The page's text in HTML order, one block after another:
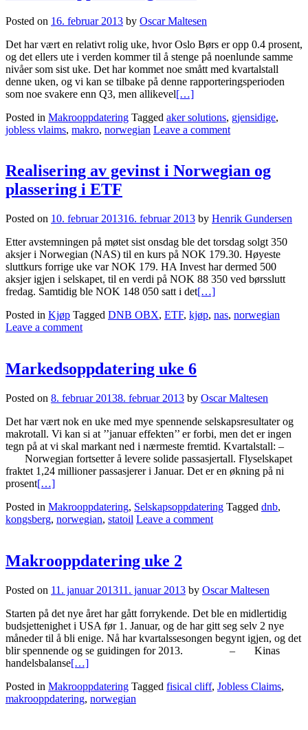
Posted on 16. februar 2013 by Oscar Maltesen
Det har vært en relativt rolig uke, hvor Oslo Børs er opp 0.4 prosent,
og det ellers ute i verden kommer til å stenge på noenlunde samme
nivåer som sist uke. Det har kommet noe smått med kvartalstall
denne uken, og vi kan se tilbake på denne rapporteringsperioden
som noe svakere enn Q3, men allikevel[…]
Posted in Makrooppdatering Tagged aker solutions, gjensidige,
jobless vlaims, makro, norwegian Leave a comment
Realisering av gevinst i Norwegian og
plassering i ETF
Posted on 10. februar 201316. februar 2013 by Henrik Gundersen
Etter avstemningen på møtet sist onsdag ble det torsdag solgt 350
aksjer i Norwegian (NAS) til en kurs på NOK 179.30. Høyeste
sluttkurs forrige uke var NOK 179. HA Invest har dermed 500
aksjer igjen i selskapet, til en verdi på NOK 88 350 ved børsslutt
fredag. Samtidig ble NOK 148 050 satt i det[…]
Posted in Kjøp Tagged DNB OBX, ETF, kjøp, nas, norwegian
Leave a comment
Markedsoppdatering uke 6
Posted on 8. februar 20138. februar 2013 by Oscar Maltesen
Det har vært nok en uke med mye spennende selskapsresultater og
makrotall. Vi kan si at ’’januar effekten’’ er forbi, men det er ingen
tegn på at vi skal markant ned i nærmeste fremtid. Kvartalstall: –
Norwegian fortsetter å levere solide passasjertall. Flyselskapet
fraktet 1,24 millioner passasjerer i Januar. Det er en økning på ni
prosent[…]
Posted in Makrooppdatering, Selskapsoppdatering Tagged dnb,
kongsberg, norwegian, statoil Leave a comment
Makrooppdatering uke 2
Posted on 11. januar 201311. januar 2013 by Oscar Maltesen
Starten på det nye året har gått forrykende. Det ble en midlertidig
budsjettenighet i USA før 1. Januar, og de har gitt seg selv 2 nye
måneder til å bli enige. Nå har kvartalssesongen begynt igjen, og det
blir spennende og se guidingen for 2013. – Kinas
handelsbalanse[…]
Posted in Makrooppdatering Tagged fisical cliff, Jobless Claims,
makrooppdatering, norwegian